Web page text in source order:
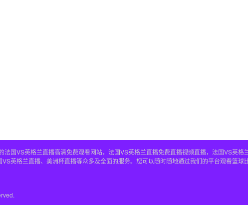
国VS英格兰直播高清免费观看网站，法国VS英格兰直播免费直播视频直播，法国VS英格
英格兰直播、美洲杯直播等众多及全面的服务。您可以随时随地通过我们的平台观看篮球